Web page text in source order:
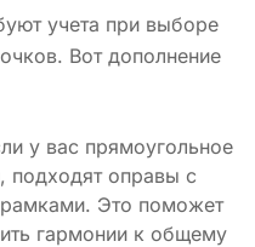
учета при выборе
Вот дополнение
у вас прямоугольное
подходят оправы с
Это поможет
гармонии к общему